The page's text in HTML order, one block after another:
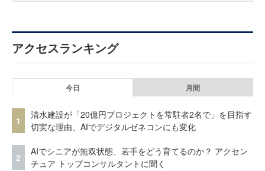
アクセスランキング
今日 月間
1
清水建設が「20億円プロジェクトを常駐者2名で」を目指す
切実な理由、AIでデジタルゼネコンにも変化
2
AIでシニアが無双状態、若手をどう育てるのか？ アクセン
チュア トップコンサルタントに聞く